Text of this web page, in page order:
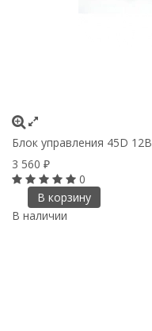
Блок управления 45D 12В
3 560 ₽
0
В корзину
В наличии